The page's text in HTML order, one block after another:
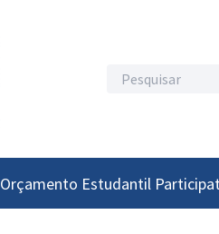
Orçamento Estudantil